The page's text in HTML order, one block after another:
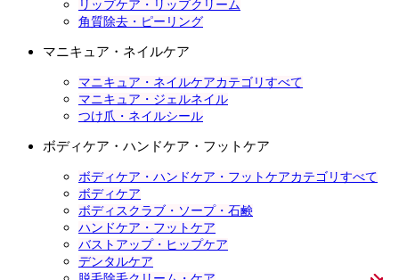
リップケア・リップクリーム
角質除去・ピーリング
マニキュア・ネイルケア
マニキュア・ネイルケアカテゴリすべて
マニキュア・ジェルネイル
つけ爪・ネイルシール
ボディケア・ハンドケア・フットケア
ボディケア・ハンドケア・フットケアカテゴリすべて
ボディケア
ボディスクラブ・ソープ・石鹸
ハンドケア・フットケア
バストアップ・ヒップケア
デンタルケア